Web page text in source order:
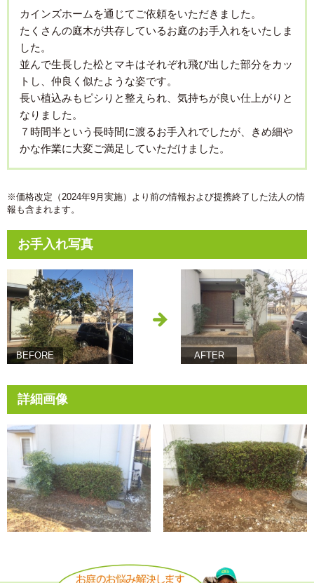
カインズホームを通じてご依頼をいただきました。
たくさんの庭木が共存しているお庭のお手入れをいたしま
した。
並んで生長した松とマキはそれぞれ飛び出した部分をカッ
トし、仲良く似たような姿です。
長い植込みもピシりと整えられ、気持ちが良い仕上がりと
なりました。
７時間半という長時間に渡るお手入れでしたが、きめ細や
かな作業に大変ご満足していただけました。
※価格改定（2024年9月実施）より前の情報および提携終了した法人の情
報も含まれます。
お手入れ写真
BEFORE AFTER
詳細画像